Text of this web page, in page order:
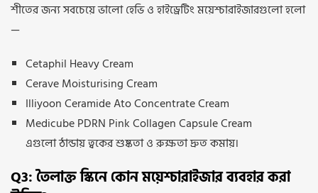
শীতের জন্য সবচেয়ে ভালো হেভি ও হাইড্রেটিং ময়েশ্চারাইজারগুলো হলো
—
Cetaphil Heavy Cream
Cerave Moisturising Cream
Illiyoon Ceramide Ato Concentrate Cream
Medicube PDRN Pink Collagen Capsule Cream
এগুলো ঠান্ডায় ত্বকের শুষ্কতা ও রুক্ষতা দ্রুত কমায়।
Q3: তৈলাক্ত স্কিনে কোন ময়েশ্চারাইজার ব্যবহার করা